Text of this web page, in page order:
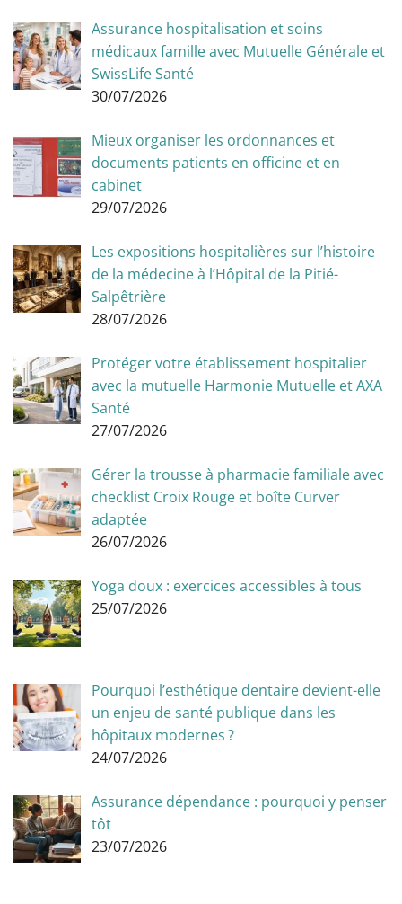
Assurance hospitalisation et soins
médicaux famille avec Mutuelle Générale et
SwissLife Santé
30/07/2026
Mieux organiser les ordonnances et
documents patients en officine et en
cabinet
29/07/2026
Les expositions hospitalières sur l’histoire
de la médecine à l’Hôpital de la Pitié-
Salpêtrière
28/07/2026
Protéger votre établissement hospitalier
avec la mutuelle Harmonie Mutuelle et AXA
Santé
27/07/2026
Gérer la trousse à pharmacie familiale avec
checklist Croix Rouge et boîte Curver
adaptée
26/07/2026
Yoga doux : exercices accessibles à tous
25/07/2026
Pourquoi l’esthétique dentaire devient-elle
un enjeu de santé publique dans les
hôpitaux modernes ?
24/07/2026
Assurance dépendance : pourquoi y penser
tôt
23/07/2026